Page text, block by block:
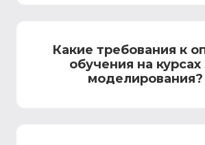
Какие требования к
обучения на курсах
моделирования?